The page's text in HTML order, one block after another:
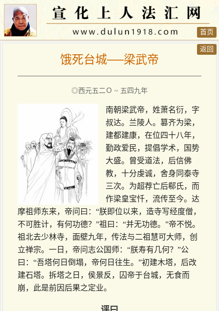
返回
首页
饿死台城──梁武帝
◎西元五二Ｏ ~ 五四九年
南朝梁武帝，姓萧名衍，字
叔达。兰陵人。篡齐为梁，
建都建康，在位四十八年，
勤政爱民，提倡学术，国势
大盛。曾受道法，后信佛
教，十分虔诚，舍身同泰寺
三次。为超荐亡后郗氏，而
作梁皇宝忏，流传至今。达
摩祖师东来，帝问曰：“朕即位以来，造寺写经度僧，
不可胜计，有何功德？”祖曰：“并无功德。”帝不悦。
祖北去少林寺，面壁九年，传法与二祖慧可大师，创
立禅宗。一日，帝问志公国师：“朕寿有几何？”公
曰：“吾塔何日倒塌，帝何日往生。”初建木塔，后改
建石塔。拆塔之日，侯景反，囚帝于台城，无食而
崩，此是前因后果之定业。